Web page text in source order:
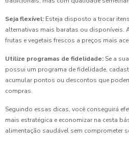
Seja flexível: Esteja disposto a trocar
alternativas mais baratas ou disponíveis.
frutas e vegetais frescos a preços mais
Utilize programas de fidelidade: Se a
possui um programa de fidelidade,
acumular pontos ou descontos que
compras.
Seguindo essas dicas, você conseguirá
mais estratégica e economizar na cesta
alimentação saudável sem comprometer